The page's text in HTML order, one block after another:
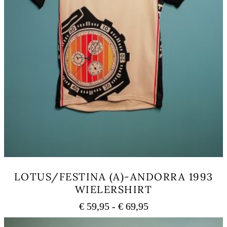
LOTUS/FESTINA (A)-ANDORRA 1993
WIELERSHIRT
€59,95 - €69,95Prijsklasse:
€ 59,95